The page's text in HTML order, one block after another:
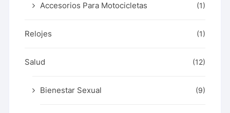
Accesorios Para Motocicletas (1)
Relojes (1)
Salud (12)
Bienestar Sexual (9)